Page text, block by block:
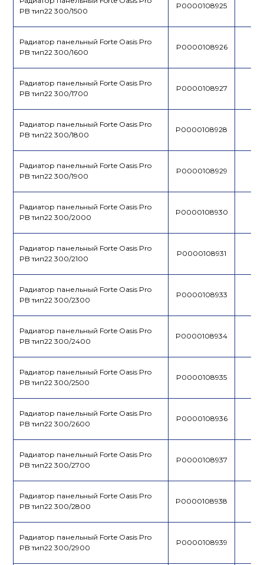
PB тип22 300/1500
P0000108925
Радиатор панельный Forte Oasis Pro
PB тип22 300/1600
P0000108926
Радиатор панельный Forte Oasis Pro
PB тип22 300/1700
P0000108927
Радиатор панельный Forte Oasis Pro
PB тип22 300/1800
P0000108928
Радиатор панельный Forte Oasis Pro
PB тип22 300/1900
P0000108929
Радиатор панельный Forte Oasis Pro
PB тип22 300/2000
P0000108930
Радиатор панельный Forte Oasis Pro
PB тип22 300/2100
P0000108931
Радиатор панельный Forte Oasis Pro
PB тип22 300/2300
P0000108933
Радиатор панельный Forte Oasis Pro
PB тип22 300/2400
P0000108934
Радиатор панельный Forte Oasis Pro
PB тип22 300/2500
P0000108935
Радиатор панельный Forte Oasis Pro
PB тип22 300/2600
P0000108936
Радиатор панельный Forte Oasis Pro
PB тип22 300/2700
P0000108937
Радиатор панельный Forte Oasis Pro
PB тип22 300/2800
P0000108938
Радиатор панельный Forte Oasis Pro
PB тип22 300/2900
P0000108939